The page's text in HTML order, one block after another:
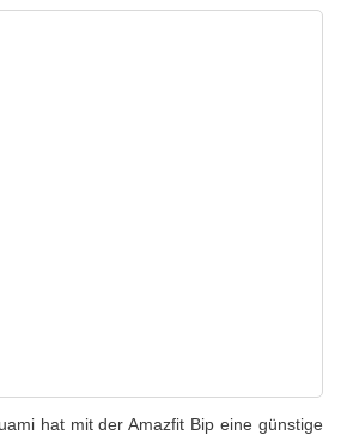
hat mit der Amazfit Bip eine günstige